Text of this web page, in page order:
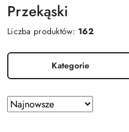
Przekąski
Liczba produktów: 162
Kategorie
Zastosowano sortowanie: Najnowsze.
Sortuj
według